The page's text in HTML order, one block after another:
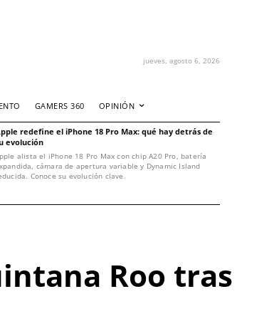
jueves, agosto 6, 2026
GAMERS 360 OPINIÓN
redefine el iPhone 18 Pro Max: qué hay detrás de
evolución
alista el iPhone 18 Pro Max con chip A20 Pro, batería
cámara de apertura variable y Dynamic Island
Conoce su evolución clave.
Roo tras